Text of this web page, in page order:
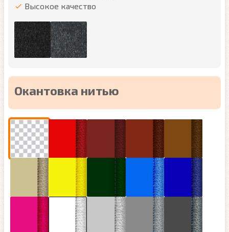
Высокое качество
Окантовка нитью